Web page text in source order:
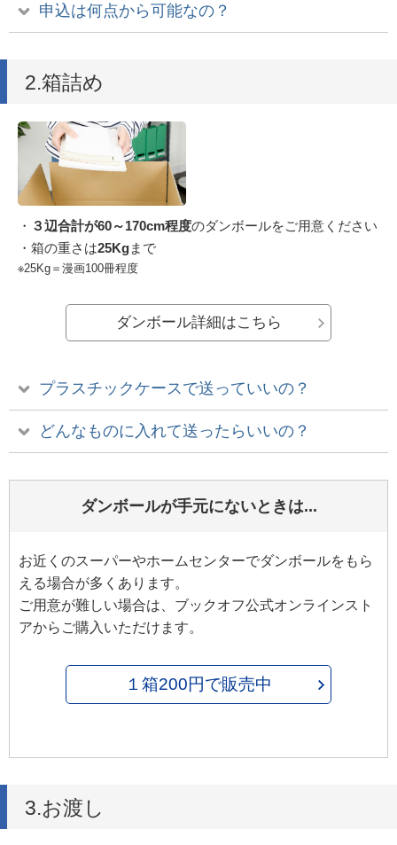
申込は何点から可能なの？
2.箱詰め
・ ３辺合計が60～170cm程度のダンボールをご用意ください
・箱の重さは25Kgまで
※25Kg＝漫画100冊程度
ダンボール詳細はこちら
プラスチックケースで送っていいの？
どんなものに入れて送ったらいいの？
ダンボールが手元にないときは...
お近くのスーパーやホームセンターでダンボールをもら
える場合が多くあります。
ご用意が難しい場合は、ブックオフ公式オンラインスト
アからご購入いただけます。
１箱200円で販売中
3.お渡し